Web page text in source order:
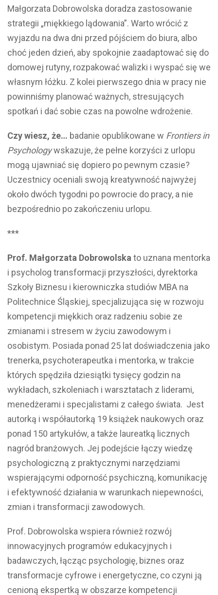
Małgorzata Dobrowolska doradza zastosowanie
strategii „miękkiego lądowania”. Warto wrócić z
wyjazdu na dwa dni przed pójściem do biura, albo
choć jeden dzień, aby spokojnie zaadaptować się do
domowej rutyny, rozpakować walizki i wyspać się we
własnym łóżku. Z kolei pierwszego dnia w pracy nie
powinniśmy planować ważnych, stresujących
spotkań i dać sobie czas na powolne wdrożenie.
Czy wiesz, że… badanie opublikowane w Frontiers in
Psychologywskazuje, że pełne korzyści z urlopu
mogą ujawniać się dopiero po pewnym czasie?
Uczestnicy oceniali swoją kreatywność najwyżej
około dwóch tygodni po powrocie do pracy, a nie
bezpośrednio po zakończeniu urlopu.
***
Prof. Małgorzata Dobrowolska to uznana mentorka
i psycholog transformacji przyszłości, dyrektorka
Szkoły Biznesu i kierowniczka studiów MBA na
Politechnice Śląskiej, specjalizująca się w rozwoju
kompetencji miękkich oraz radzeniu sobie ze
zmianami i stresem w życiu zawodowym i
osobistym. Posiada ponad 25 lat doświadczenia jako
trenerka, psychoterapeutka i mentorka, w trakcie
których spędziła dziesiątki tysięcy godzin na
wykładach, szkoleniach i warsztatach z liderami,
menedżerami i specjalistami z całego świata. Jest
autorką i współautorką 19 książek naukowych oraz
ponad 150 artykułów, a także laureatką licznych
nagród branżowych. Jej podejście łączy wiedzę
psychologiczną z praktycznymi narzędziami
wspierającymi odporność psychiczną, komunikację
i efektywność działania w warunkach niepewności,
zmian i transformacji zawodowych.
Prof. Dobrowolska wspiera również rozwój
innowacyjnych programów edukacyjnych i
badawczych, łącząc psychologię, biznes oraz
transformacje cyfrowe i energetyczne, co czyni ją
cenioną ekspertką w obszarze kompetencji